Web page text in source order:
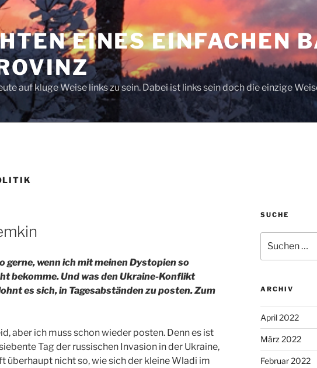
EINES EINFACHEN
auf kluge Weise links zu sein. Dabei ist links sein doch die einzige
gerne, wenn ich mit meinen Dystopien so
bekomme. Und was den Ukraine-Konflikt
es sich, in Tagesabständen zu posten. Zum
aber ich muss schon wieder posten. Denn es ist
Tag der russischen Invasion in der Ukraine,
überhaupt nicht so, wie sich der kleine Wladi im
SUCHE
nach:
ARCHIV
April 2022
März 2022
Februar 2022